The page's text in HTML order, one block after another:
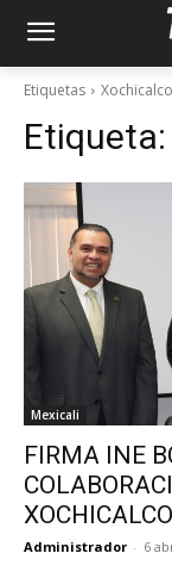
Etiquetas Xochicalco
Etiqueta:
Mexicali
FIRMA INE
XOCHICALCO
Administrador - 6